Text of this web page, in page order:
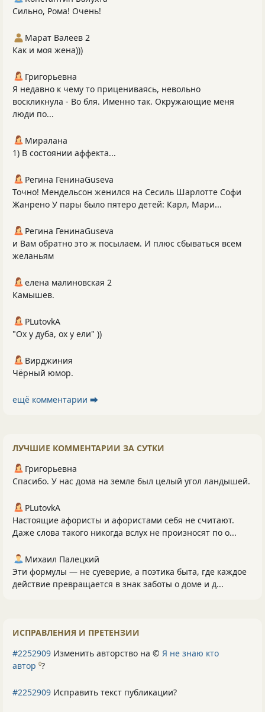
Сильно, Рома! Очень!
Марат Валеев 2
Как и моя жена)))
Григорьевна
Я недавно к чему то прицениваясь, невольно
воскликнула - Во бля. Именно так. Окружающие меня
люди по...
Миралана
1) В состоянии аффекта...
Регина ГенинаGuseva
Точно! Мендельсон женился на Сесиль Шарлотте Софи
Жанрено У пары было пятеро детей: Карл, Мари...
Регина ГенинаGuseva
и Вам обратно это ж посылаем. И плюс сбываться всем
желаньям
елена малиновская 2
Камышев.
PLutоvkА
"Ох у дуба, ох у ели" ))
Вирджиния
Чёрный юмор.
ещё комментарии ⮕
ЛУЧШИЕ КОММЕНТАРИИ ЗА СУТКИ
Григорьевна
Спасибо. У нас дома на земле был целый угол ландышей.
PLutоvkА
Настоящие афористы и афористами себя не считают.
Даже слова такого никогда вслух не произносят по о...
Михаил Палецкий
Эти формулы — не суеверие, а поэтика быта, где каждое
действие превращается в знак заботы о доме и д...
ИСПРАВЛЕНИЯ И ПРЕТЕНЗИИ
#2252909 Изменить авторство на © Я не знаю кто
автор 0?
#2252909 Исправить текст публикации?